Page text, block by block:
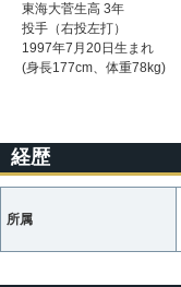
東海大菅生高 3年
投手（右投左打）
1997年7月20日生まれ
(身長177cm、体重78kg)
経歴
所属